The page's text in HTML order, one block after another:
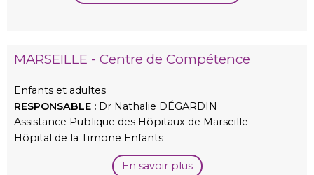
MARSEILLE - Centre de Compétence
Enfants et adultes
RESPONSABLE : Dr Nathalie DÉGARDIN
Assistance Publique des Hôpitaux de Marseille
Hôpital de la Timone Enfants
En savoir plus